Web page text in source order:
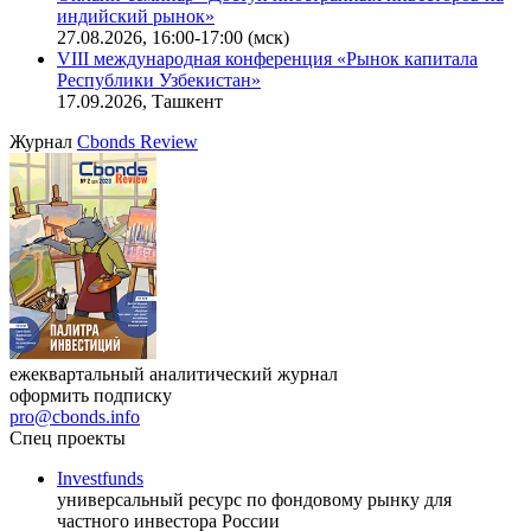
Онлайн-семинар «Новый стандарт инвестиций в
офисную недвижимость»
11.08.2026, 16:30-18:00 (мск)
Онлайн-семинар «Доступ иностранных инвесторов на
индийский рынок»
VIII международная конференция «Рынок капитала
Республики Узбекистан»
17.09.2026, Ташкент
ЖурналCbonds Review
ежеквартальный аналитический журнал
оформить подписку
pro@cbonds.info
Спец проекты